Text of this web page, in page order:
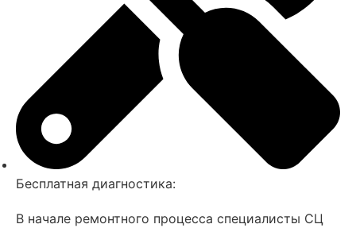
Бесплатная диагностика:
В начале ремонтного процесса специалисты СЦ